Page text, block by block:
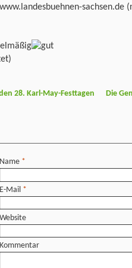
www.landesbuehnen-sachsen.de
28. Karl-May-Festtagen Die
Name *
E-Mail *
Website
Kommentar